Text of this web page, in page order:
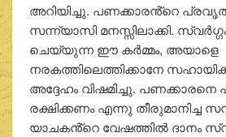
അറിയിച്ചു. പണക്കാരൻ്റെ
സന്ന്യാസി മനസ്സിലാക്കി.
ചെയ്യുന്ന ഈ കര്‍മ്മം, അയാളെ
നരകത്തിലെത്തിക്കാനേ
അദ്ദേഹം വിഷമിച്ചു.
രക്ഷിക്കണം എന്നു തീരുമാനിച്ച
യാചകൻ്റെ വേഷത്തില്‍ ദാനം